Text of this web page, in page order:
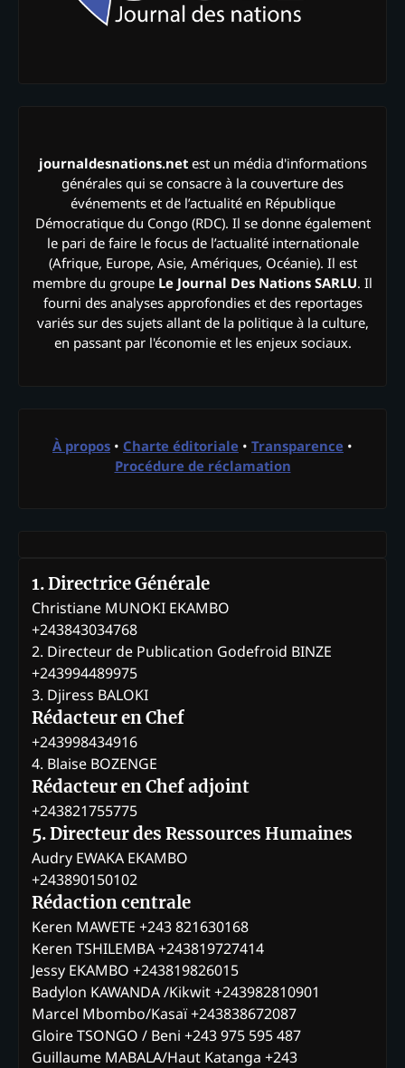
journaldesnations.netest un média d'informations
générales qui se consacre à la couverture des
événements et de l’actualité en République
Démocratique du Congo (RDC). Il se donne également
le pari de faire le focus de l’actualité internationale
(Afrique, Europe, Asie, Amériques, Océanie). Il est
membre du groupe Le Journal Des Nations SARLU. Il
fourni des analyses approfondies et des reportages
variés sur des sujets allant de la politique à la culture,
en passant par l'économie et les enjeux sociaux.
À propos • Charte éditoriale • Transparence •
Procédure de réclamation
1. Directrice Générale
Christiane MUNOKI EKAMBO
+243843034768
2. Directeur de Publication Godefroid BINZE
+243994489975
3. Djiress BALOKI
Rédacteur en Chef
+243998434916
4. Blaise BOZENGE
Rédacteur en Chef adjoint
+243821755775
5. Directeur des Ressources Humaines
Audry EWAKA EKAMBO
+243890150102
Rédaction centrale
Keren MAWETE +243 821630168
Keren TSHILEMBA +243819727414
Jessy EKAMBO +243819826015
Badylon KAWANDA /Kikwit +243982810901
Marcel Mbombo/Kasaï +243838672087
Gloire TSONGO / Beni +243 975 595 487
Guillaume MABALA/Haut Katanga +243